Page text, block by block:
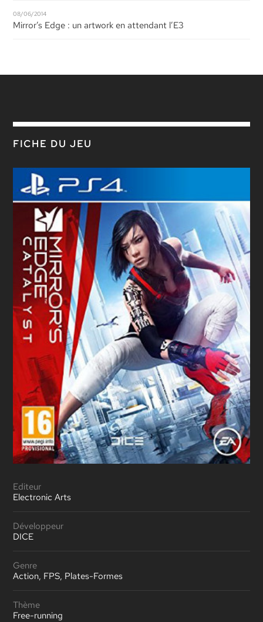
08/06/2014
Mirror’s Edge : un artwork en attendant l’E3
FICHE DU JEU
Editeur
Electronic Arts
Développeur
DICE
Genre
Action, FPS, Plates-Formes
Thème
Free-running